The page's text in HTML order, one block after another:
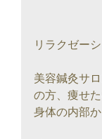
リラクゼー
美容鍼灸サ
の方、痩せ
身体の内部